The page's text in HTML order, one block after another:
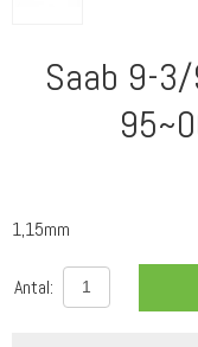
Saab 9-
1,15mm
Antal: